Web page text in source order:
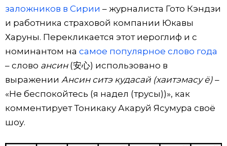
заложников в Сирии – журналиста Гото Кэндзи
и работника страховой компании Юкавы
Харуны. Перекликается этот иероглиф и с
номинантом на самое популярное слово года
– слово ансин(安心) использовано в
выражении Ансин ситэ кудасай (хаитэмасу ё)–
«Не беспокойтесь (я надел (трусы))», как
комментирует Тоникаку Акаруй Ясумура своё
шоу.